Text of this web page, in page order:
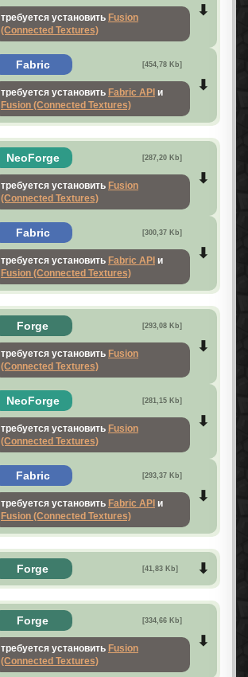
требуется установить Fusion
(Connected Textures)
Fabric [454,78 Kb]
требуется установить Fabric API и
Fusion (Connected Textures)
NeoForge [287,20 Kb]
требуется установить Fusion
(Connected Textures)
Fabric [300,37 Kb]
требуется установить Fabric API и
Fusion (Connected Textures)
Forge [293,08 Kb]
требуется установить Fusion
(Connected Textures)
NeoForge [281,15 Kb]
требуется установить Fusion
(Connected Textures)
Fabric [293,37 Kb]
требуется установить Fabric API и
Fusion (Connected Textures)
Forge [41,83 Kb]
Forge [334,66 Kb]
требуется установить Fusion
(Connected Textures)